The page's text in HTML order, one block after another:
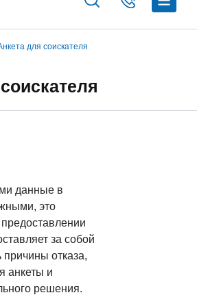
для соискателя
данные в
это
предоставлении
за собой
причины отказа,
анкеты и
решения.